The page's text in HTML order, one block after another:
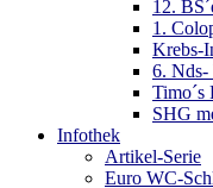
12.
1.
Krebs-
6. Nds-
Timo´s
SHG
Infothek
Artikel-Serie
Euro WC-